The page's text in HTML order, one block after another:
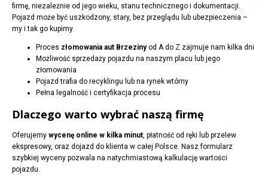
firmę, niezależnie od jego wieku, stanu technicznego i dokumentacji.
Pojazd może być uszkodzony, stary, bez przeglądu lub ubezpieczenia –
my i tak go kupimy.
Proces złomowania aut Brzezinyod A do Z zajmuje nam kilka dni
Możliwość sprzedaży pojazdu na naszym placu lub jego
złomowania
Pojazd trafia do recyklingu lub na rynek wtórny
Pełna legalność i certyfikacja procesu
Dlaczego warto wybrać naszą firmę
Oferujemy wycenę online w kilka minut, płatność od ręki lub przelew
ekspresowy, oraz dojazd do klienta w całej Polsce. Nasz formularz
szybkiej wyceny pozwala na natychmiastową kalkulację wartości
pojazdu.